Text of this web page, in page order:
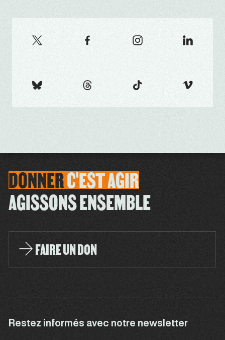
DONNERC'ESTAGIR
AGISSONS ENSEMBLE
FAIRE UN DON
Restez informés avec notre newsletter